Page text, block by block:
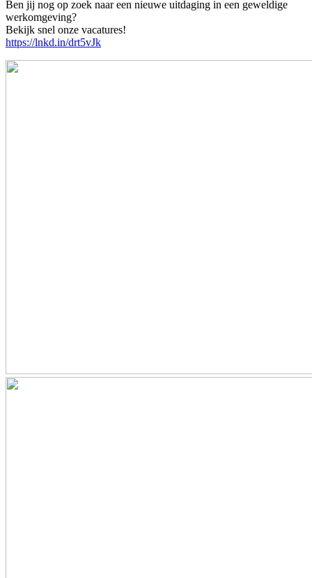
Ben jij nog op zoek naar een nieuwe uitdaging in een geweldige
werkomgeving?
Bekijk snel onze vacatures!
https://lnkd.in/drt5vJk